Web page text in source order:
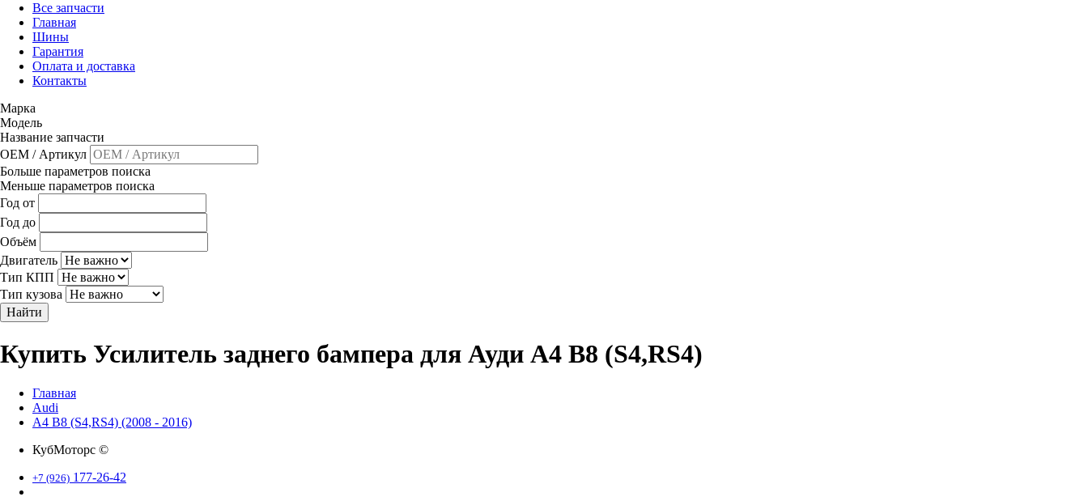
Все запчасти
Главная
Шины
Гарантия
Оплата и доставка
Контакты
Марка
Модель
Название запчасти
OEM / Артикул
Больше параметров поиска
Меньше параметров поиска
Год от
Год до
Объём
Двигатель
Тип КПП
Тип кузова
Найти
Купить Усилитель заднего бампера для Ауди A4 B8 (S4,RS4)
Главная
Audi
A4 B8 (S4,RS4) (2008 - 2016)
КубМоторс ©
+7 (926) 177-26-42